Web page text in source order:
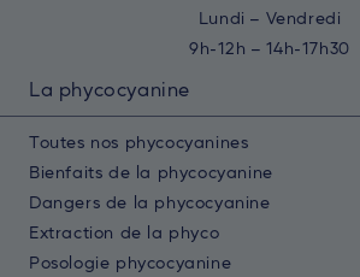
Lundi – Vendredi
9h-12h – 14h-17h30
La phycocyanine
Toutes nos phycocyanines
Bienfaits de la phycocyanine
Dangers de la phycocyanine
Extraction de la phyco
Posologie phycocyanine